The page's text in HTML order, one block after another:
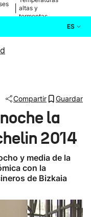
altas y
tormentas
ES
Compartir Guardar
la
2014
y media de la
con la
de Bizkaia